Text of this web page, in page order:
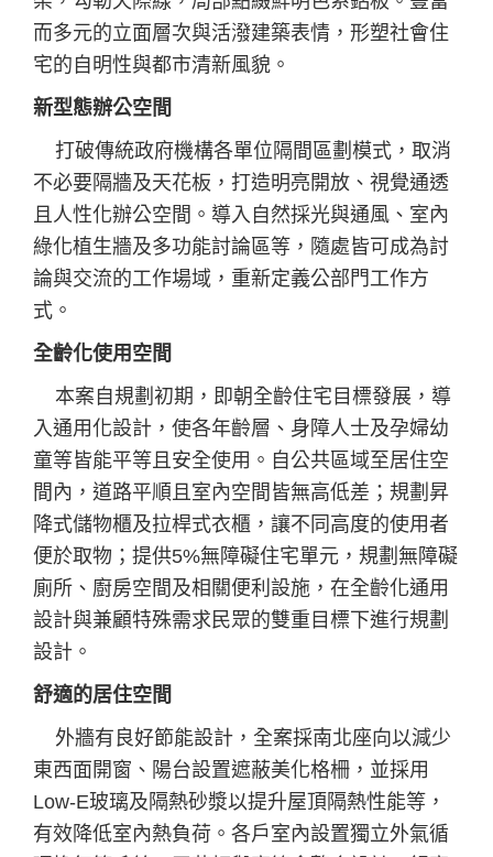
而多元的立面層次與活潑建築表情，形塑社會住
宅的自明性與都市清新風貌。
新型態辦公空間
打破傳統政府機構各單位隔間區劃模式，取消
不必要隔牆及天花板，打造明亮開放、視覺通透
且人性化辦公空間。導入自然採光與通風、室內
綠化植生牆及多功能討論區等，隨處皆可成為討
論與交流的工作場域，重新定義公部門工作方
式。
全齡化使用空間
本案自規劃初期，即朝全齡住宅目標發展，導
入通用化設計，使各年齡層、身障人士及孕婦幼
童等皆能平等且安全使用。自公共區域至居住空
間內，道路平順且室內空間皆無高低差；規劃昇
降式儲物櫃及拉桿式衣櫃，讓不同高度的使用者
便於取物；提供5%無障礙住宅單元，規劃無障礙
廁所、廚房空間及相關便利設施，在全齡化通用
設計與兼顧特殊需求民眾的雙重目標下進行規劃
設計。
舒適的居住空間
外牆有良好節能設計，全案採南北座向以減少
東西面開窗、陽台設置遮蔽美化格柵，並採用
Low-E玻璃及隔熱砂漿以提升屋頂隔熱性能等，
有效降低室內熱負荷。各戶室內設置獨立外氣循